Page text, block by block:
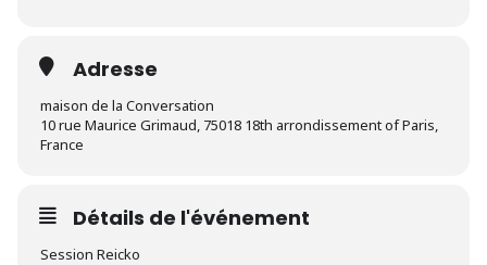
Adresse
maison de la Conversation
10 rue Maurice Grimaud, 75018 18th arrondissement of Paris,
France
Détails de l'événement
Session Reicko